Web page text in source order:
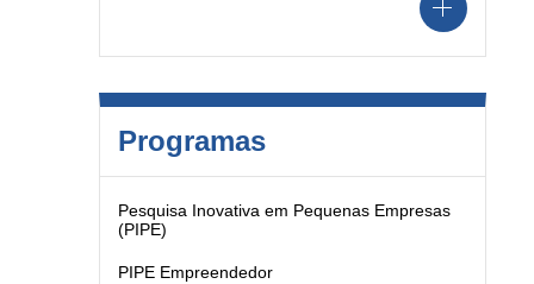
Programas
Pesquisa Inovativa em Pequenas Empresas
(PIPE)
PIPE Empreendedor